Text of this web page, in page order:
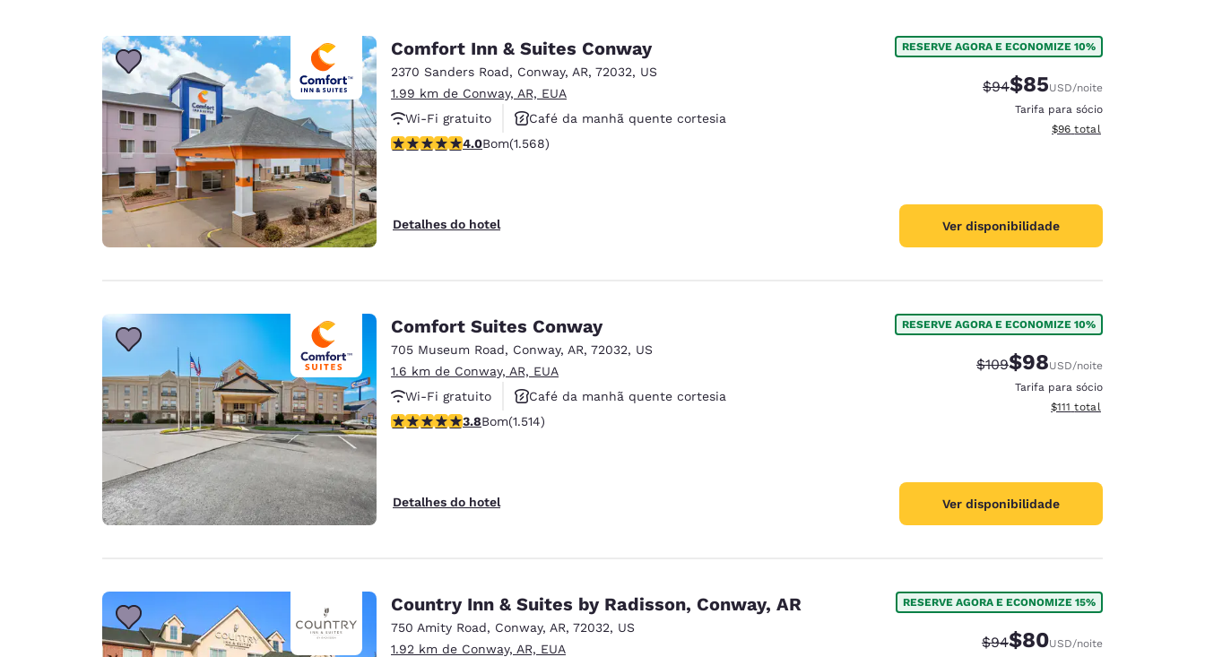
Comfort Inn & Suites Conway
2370 Sanders Road, Conway, AR, 72032, US
1.99 km de Conway, AR, EUA
Wi-Fi gratuito
Café da manhã quente cortesia
Aceita animais de estimação
classificação 3.95 estrelas. Bom. 1568 avaliações
4.0Bom(1.568)
Detalhes do hotel
RESERVE AGORA E ECONOMIZE 10%
Tarifa anterior “tachada”:
$94Tarifa com desconto:
$85USD/noite
Tarifa para sócio
Exibir detalhes do total
$96 total
Ver disponibilidade
Comfort Suites Conway
705 Museum Road, Conway, AR, 72032, US
1.6 km de Conway, AR, EUA
Wi-Fi gratuito
Café da manhã quente cortesia
Não fumante
classificação 3.8 estrelas. Bom. 1514 avaliações
3.8Bom(1.514)
Detalhes do hotel
RESERVE AGORA E ECONOMIZE 10%
Tarifa anterior “tachada”:
$109Tarifa com desconto:
$98USD/noite
Tarifa para sócio
Exibir detalhes do total
$111 total
Ver disponibilidade
Country Inn & Suites by Radisson, Conway, AR
750 Amity Road, Conway, AR, 72032, US
1.92 km de Conway, AR, EUA
RESERVE AGORA E ECONOMIZE 15%
Tarifa anterior “tachada”:
$94Tarifa com desconto:
$80USD/noite